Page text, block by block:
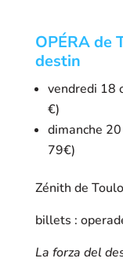
OPÉRA de
destin
vendredi 18
€)
dimanche
79€)
Zénith de
billets :
La forza del